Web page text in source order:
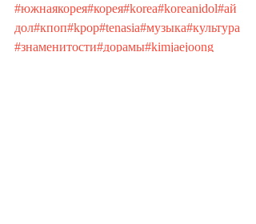
#южнаякорея#корея#korea#koreanidol#ай
дол#кпоп#kpop#tenasia#музыка#культура
#знаменитости#дорамы#kimjaejoong